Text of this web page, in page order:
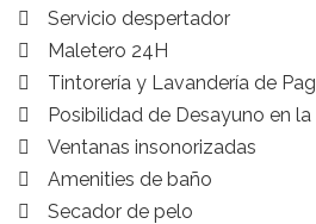
Servicio despertador
Maletero 24H
Tintorería y Lavandería de
Posibilidad de Desayuno en
Ventanas insonorizadas
Amenities de baño
Secador de pelo